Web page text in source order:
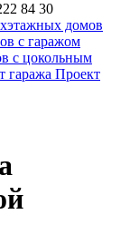
84 30
домов
с гаражом
с цокольным
гаража Проект